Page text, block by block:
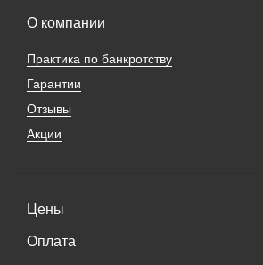
О компании
Практика по банкротству
Гарантии
Отзывы
Акции
Цены
Оплата